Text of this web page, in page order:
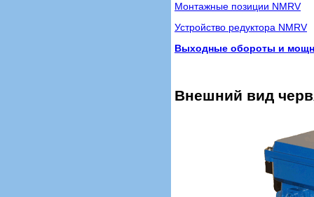
Монтажные позиции NMRV
Устройство редуктора NMRV
Выходные обороты и
Внешний вид